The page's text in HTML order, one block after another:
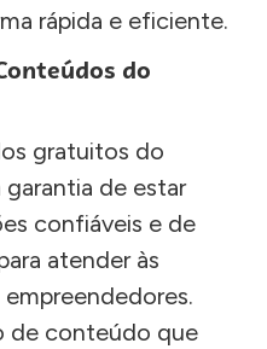
rápida e eficiente.
do
gratuitos do
de estar
confiáveis e de
atender às
de conteúdo que